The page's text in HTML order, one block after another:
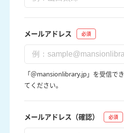
メールアドレス
「＠mansionlibrary.jp」を受信で
てください。
メールアドレス（確認）